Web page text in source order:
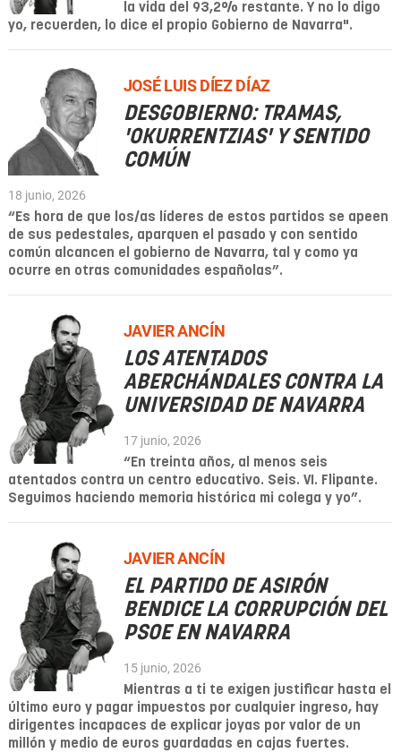
la vida del 93,2% restante. Y no lo digo
yo, recuerden, lo dice el propio Gobierno de Navarra".
JOSÉ LUIS DÍEZ DÍAZ
DESGOBIERNO: TRAMAS,
'OKURRENTZIAS' Y SENTIDO
COMÚN
18 junio, 2026
“Es hora de que los/as líderes de estos partidos se apeen
de sus pedestales, aparquen el pasado y con sentido
común alcancen el gobierno de Navarra, tal y como ya
ocurre en otras comunidades españolas”.
JAVIER ANCÍN
LOS ATENTADOS
ABERCHÁNDALES CONTRA LA
UNIVERSIDAD DE NAVARRA
17 junio, 2026
“En treinta años, al menos seis
atentados contra un centro educativo. Seis. VI. Flipante.
Seguimos haciendo memoria histórica mi colega y yo”.
JAVIER ANCÍN
EL PARTIDO DE ASIRÓN
BENDICE LA CORRUPCIÓN DEL
PSOE EN NAVARRA
15 junio, 2026
Mientras a ti te exigen justificar hasta el
último euro y pagar impuestos por cualquier ingreso, hay
dirigentes incapaces de explicar joyas por valor de un
millón y medio de euros guardadas en cajas fuertes.